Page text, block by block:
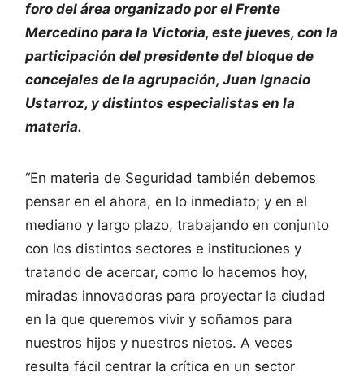
foro del área organizado por el Frente
Mercedino para la Victoria, este jueves, con la
participación del presidente del bloque de
concejales de la agrupación, Juan Ignacio
Ustarroz, y distintos especialistas en la
materia.
“En materia de Seguridad también debemos
pensar en el ahora, en lo inmediato; y en el
mediano y largo plazo, trabajando en conjunto
con los distintos sectores e instituciones y
tratando de acercar, como lo hacemos hoy,
miradas innovadoras para proyectar la ciudad
en la que queremos vivir y soñamos para
nuestros hijos y nuestros nietos. A veces
resulta fácil centrar la crítica en un sector